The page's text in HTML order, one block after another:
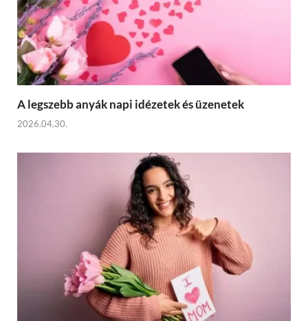
A legszebb anyák napi idézetek és üzenetek
2026.04.30.